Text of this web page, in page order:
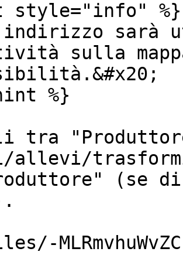
style="info" %}
sarà
sulla
%}
tra
(se